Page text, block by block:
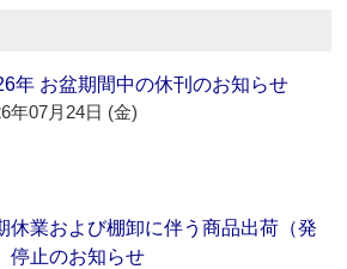
年 お盆期間中の休刊のお知らせ
年07月24日 (金)
休業および棚卸に伴う商品出荷（発
停止のお知らせ